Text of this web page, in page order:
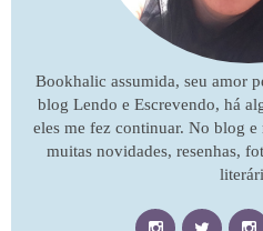
Bookhalic assumida, seu amor
blog Lendo e Escrevendo, há
eles me fez continuar. No blog e
muitas novidades, resenhas,